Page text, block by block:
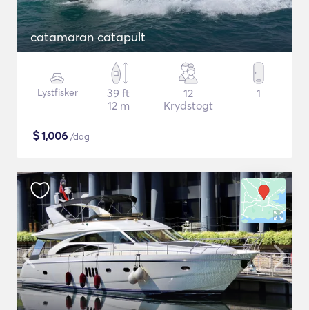
catamaran catapult
Lystfisker
39 ft
12 m
12
Krydstogt
1
$1,006 /dag